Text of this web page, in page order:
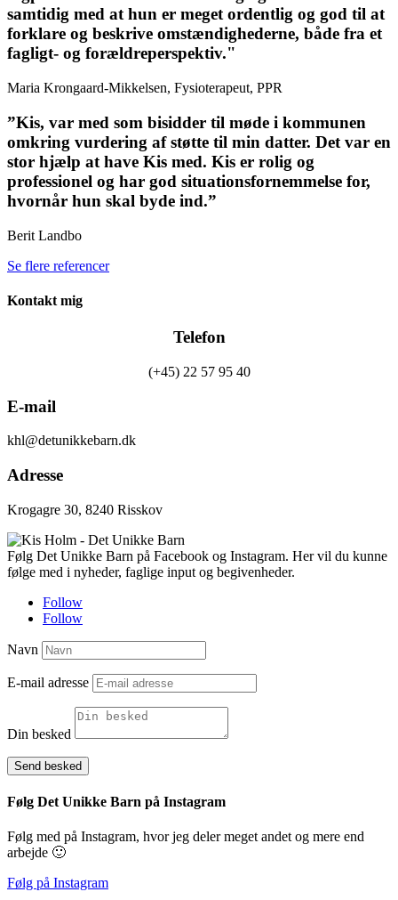
samtidig med at hun er meget ordentlig og god til at
forklare og beskrive omstændighederne, både fra et
fagligt- og forældreperspektiv."
Maria Krongaard-Mikkelsen, Fysioterapeut, PPR
”Kis, var med som bisidder til møde i kommunen
omkring vurdering af støtte til min datter. Det var en
stor hjælp at have Kis med. Kis er rolig og
professionel og har god situationsfornemmelse for,
hvornår hun skal byde ind.”
Berit Landbo
Se flere referencer
Kontakt mig
Telefon
(+45) 22 57 95 40
E-mail
khl@detunikkebarn.dk
Adresse
Krogagre 30, 8240 Risskov
Følg Det Unikke Barn på Facebook og Instagram. Her vil du kunne
følge med i nyheder, faglige input og begivenheder.
Follow
Follow
Navn
E-mail adresse
Din besked
Send besked
Følg Det Unikke Barn på Instagram
Følg med på Instagram, hvor jeg deler meget andet og mere end
arbejde 🙂
Følg på Instagram